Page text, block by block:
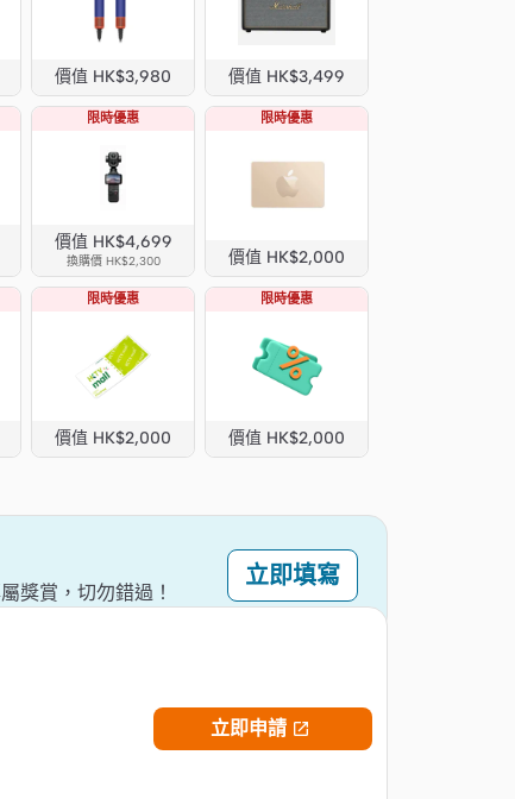
價值 HK$3,980 價值 HK$3,499
限時優惠
價值 HK$4,699
換購價 HK$2,300
限時優惠
價值 HK$2,000
限時優惠
價值 HK$2,000
限時優惠
價值 HK$2,000
獎賞，切勿錯過！
立即填寫
立即申請 